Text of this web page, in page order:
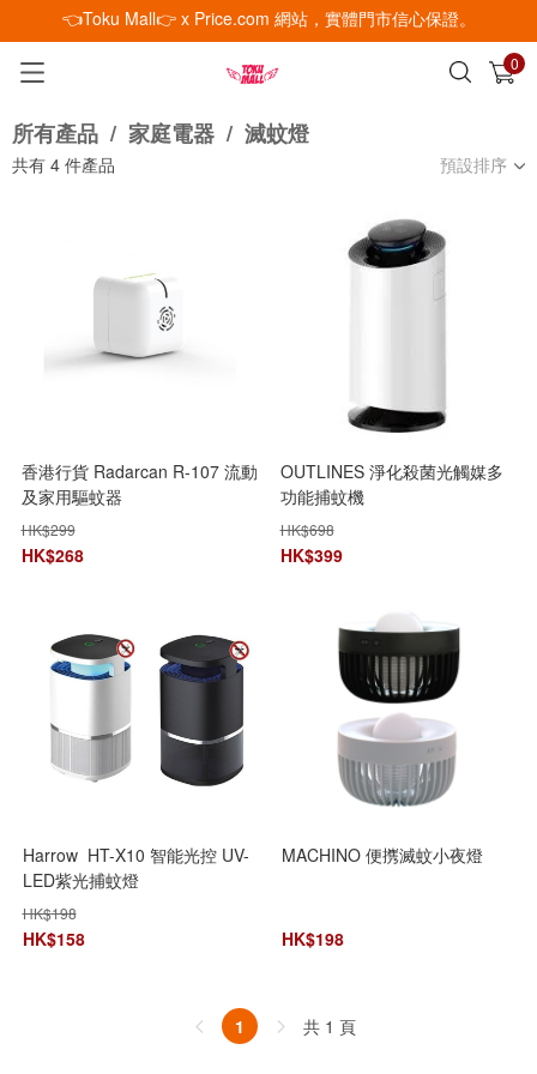
👈Toku Mall👉 x Price.com 網站，實體門市信心保證。
0
已加入購物車 查看
所有產品 / 家庭電器 / 滅蚊燈
共有 4 件產品 預設排序
香港行貨 Radarcan R-107 流動
及家用驅蚊器
HK$299
HK$268
OUTLINES 淨化殺菌光觸媒多
功能捕蚊機
HK$698
HK$399
Harrow HT-X10 智能光控 UV-
LED紫光捕蚊燈
HK$198
HK$158
MACHINO 便㩗滅蚊小夜燈
HK$198
1 共 1 頁